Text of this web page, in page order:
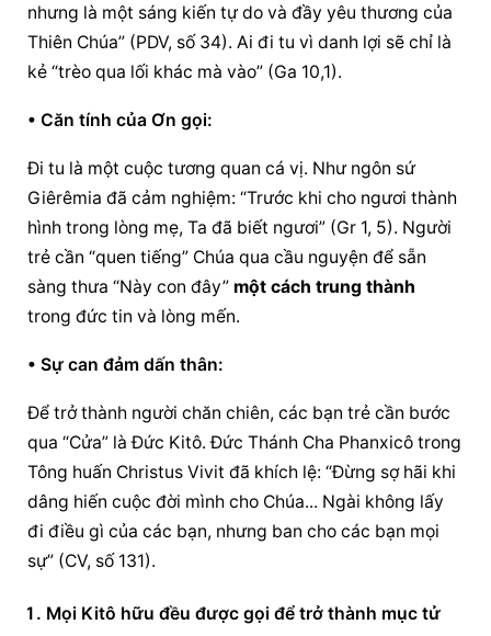
nhưng là một sáng kiến tự do và đầy yêu thương của
Thiên Chúa” (PDV, số 34). Ai đi tu vì danh lợi sẽ chỉ là
kẻ “trèo qua lối khác mà vào” (Ga 10,1).
• Căn tính của Ơn gọi:
Đi tu là một cuộc tương quan cá vị. Như ngôn sứ
Giêrêmia đã cảm nghiệm: “Trước khi cho ngươi thành
hình trong lòng mẹ, Ta đã biết ngươi” (Gr 1, 5). Người
trẻ cần “quen tiếng” Chúa qua cầu nguyện để sẵn
sàng thưa “Này con đây” một cách trung thành
trong đức tin và lòng mến.
• Sự can đảm dấn thân:
Để trở thành người chăn chiên, các bạn trẻ cần bước
qua “Cửa” là Đức Kitô. Đức Thánh Cha Phanxicô trong
Tông huấn Christus Vivit đã khích lệ: “Đừng sợ hãi khi
dâng hiến cuộc đời mình cho Chúa... Ngài không lấy
đi điều gì của các bạn, nhưng ban cho các bạn mọi
sự” (CV, số 131).
Mọi Kitô hữu đều được gọi để trở thành mục tử